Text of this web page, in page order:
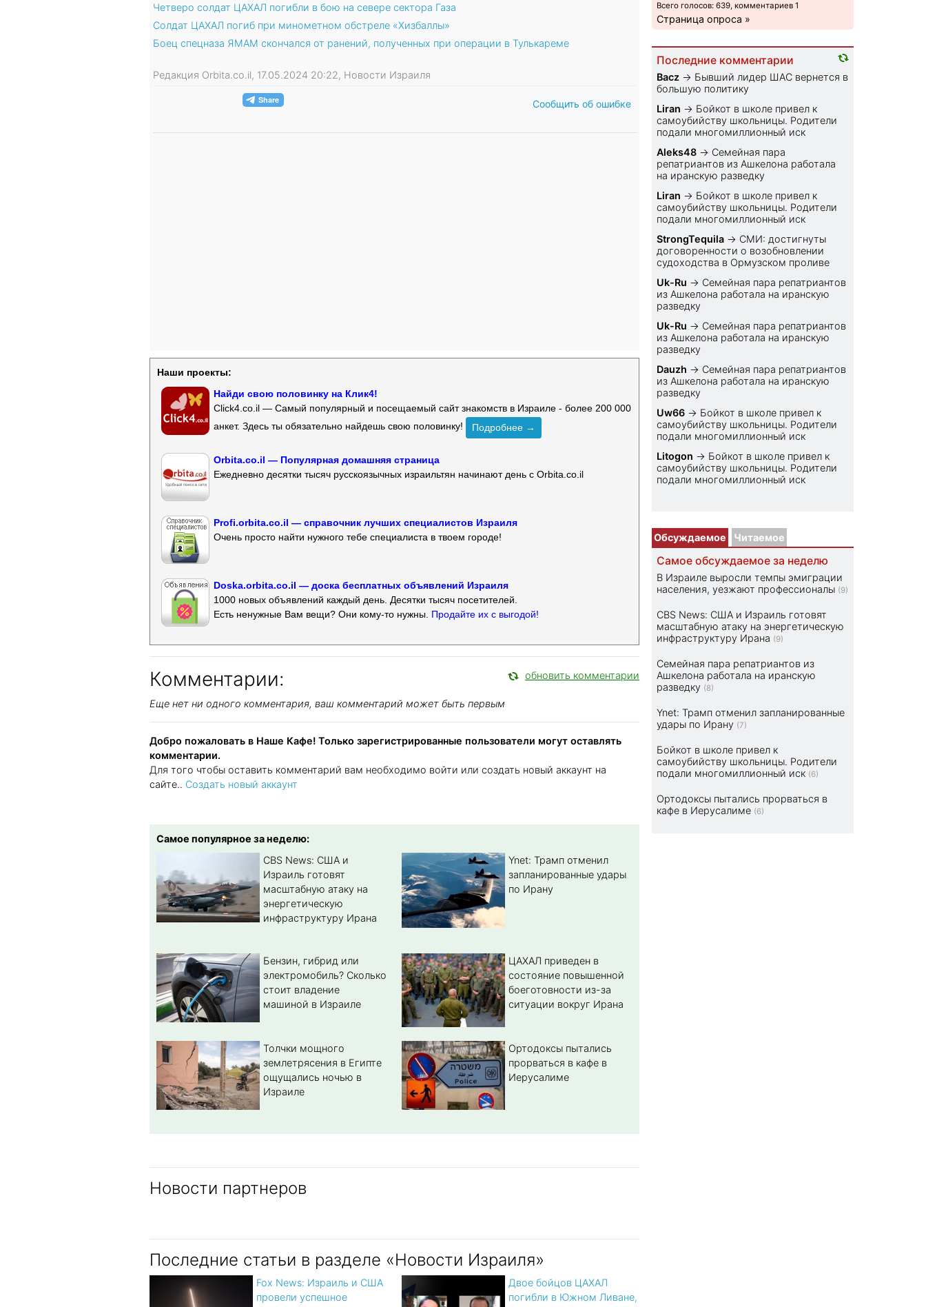
Четверо солдат ЦАХАЛ погибли в бою на севере сектора Газа
Солдат ЦАХАЛ погиб при минометном обстреле «Хизбаллы»
Боец спецназа ЯМАМ скончался от ранений, полученных при операции в Тулькареме
Редакция Orbita.co.il, 17.05.2024 20:22, Новости Израиля
Сообщить об ошибке
Наши проекты:
Найди свою половинку на Клик4!
Click4.co.il — Самый популярный и посещаемый сайт знакомств в Израиле - более 200 000
анкет. Здесь ты обязательно найдешь свою половинку!
Подробнее →
Orbita.co.il — Популярная домашняя страница
Ежедневно десятки тысяч русскоязычных израильтян начинают день с Orbita.co.il
Profi.orbita.co.il — справочник лучших специалистов Израиля
Очень просто найти нужного тебе специалиста в твоем городе!
Doska.orbita.co.il — доска бесплатных объявлений Израиля
1000 новых объявлений каждый день. Десятки тысяч посетителей.
Есть ненужные Вам вещи? Они кому-то нужны. Продайте их с выгодой!
Комментарии: обновить комментарии
Еще нет ни одного комментария, ваш комментарий может быть первым
Добро пожаловать в Наше Кафе! Только зарегистрированные пользователи могут оставлять
комментарии.
Для того чтобы оставить комментарий вам необходимо войти или создать новый аккаунт на
сайте.. Создать новый аккаунт
Самое популярное за неделю:
CBS News: США и
Израиль готовят
масштабную атаку на
энергетическую
инфраструктуру Ирана
Ynet: Трамп отменил
запланированные удары
по Ирану
Бензин, гибрид или
электромобиль? Cколько
стоит владение
машиной в Израиле
ЦАХАЛ приведен в
состояние повышенной
боеготовности из-за
ситуации вокруг Ирана
Толчки мощного
землетрясения в Египте
ощущались ночью в
Израиле
Ортодоксы пытались
прорваться в кафе в
Иерусалиме
Новости партнеров
Последние статьи в разделе «Новости Израиля»
Fox News: Израиль и США
провели успешное
Двое бойцов ЦАХАЛ
погибли в Южном Ливане,
Всего голосов: 639, комментариев 1
Страница опроса »
Последние комментарии
Bacz → Бывший лидер ШАС вернется в
большую политику
Liran → Бойкот в школе привел к
самоубийству школьницы. Родители
подали многомиллионный иск
Aleks48 → Семейная пара
репатриантов из Ашкелона работала
на иранскую разведку
Liran → Бойкот в школе привел к
самоубийству школьницы. Родители
подали многомиллионный иск
StrongTequila → СМИ: достигнуты
договоренности о возобновлении
судоходства в Ормузском проливе
Uk-Ru → Семейная пара репатриантов
из Ашкелона работала на иранскую
разведку
Uk-Ru → Семейная пара репатриантов
из Ашкелона работала на иранскую
разведку
Dauzh → Семейная пара репатриантов
из Ашкелона работала на иранскую
разведку
Uw66 → Бойкот в школе привел к
самоубийству школьницы. Родители
подали многомиллионный иск
Litogon → Бойкот в школе привел к
самоубийству школьницы. Родители
подали многомиллионный иск
Обсуждаемое Читаемое
Самое обсуждаемое за неделю
В Израиле выросли темпы эмиграции
населения, уезжают профессионалы (9)
CBS News: США и Израиль готовят
масштабную атаку на энергетическую
инфраструктуру Ирана (9)
Семейная пара репатриантов из
Ашкелона работала на иранскую
разведку (8)
Ynet: Трамп отменил запланированные
удары по Ирану (7)
Бойкот в школе привел к
самоубийству школьницы. Родители
подали многомиллионный иск (6)
Ортодоксы пытались прорваться в
кафе в Иерусалиме (6)